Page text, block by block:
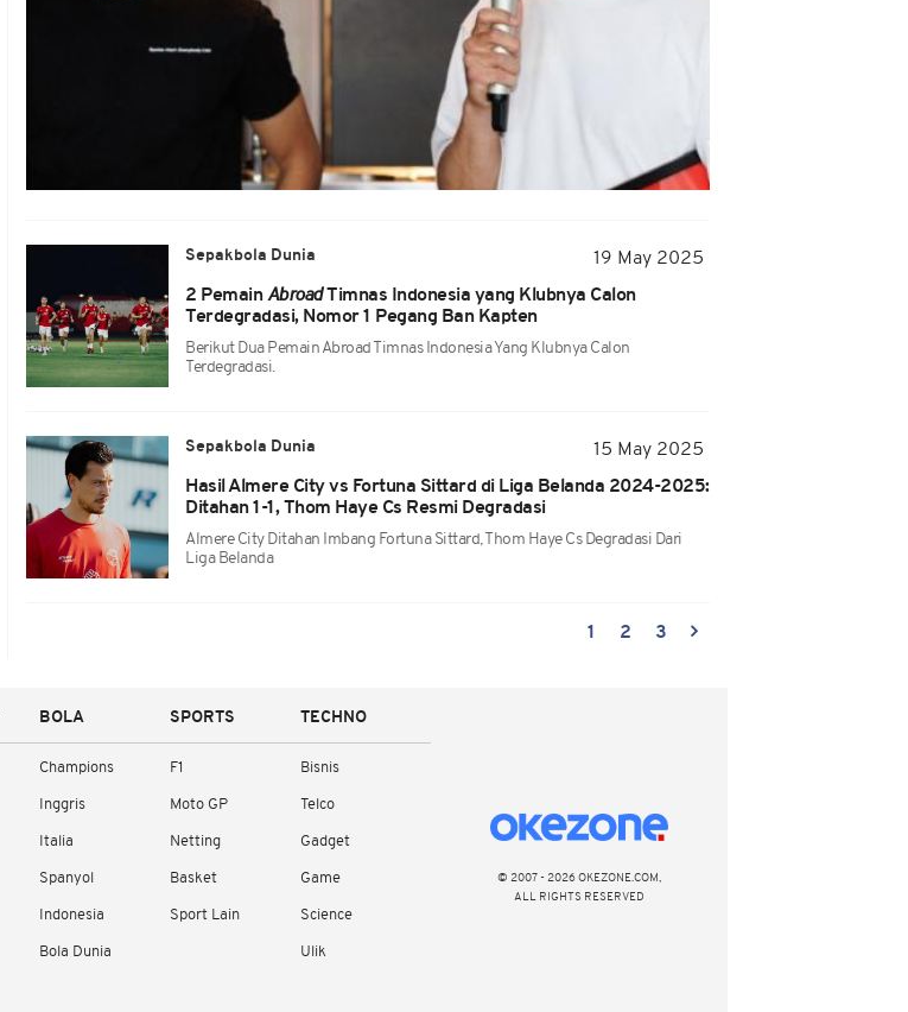
Sepakbola Dunia
19 May 2025
2 PemainAbroadTimnas Indonesia yang Klubnya Calon
Terdegradasi, Nomor 1 Pegang Ban Kapten
Berikut Dua Pemain Abroad Timnas Indonesia Yang Klubnya Calon
Terdegradasi.
Sepakbola Dunia
15 May 2025
Hasil Almere City vs Fortuna Sittard di Liga Belanda 2024-2025:
Ditahan 1-1, Thom Haye Cs Resmi Degradasi
Almere City Ditahan Imbang Fortuna Sittard, Thom Haye Cs Degradasi Dari
Liga Belanda
1 2 3
BOLA
Champions
Inggris
Italia
Spanyol
Indonesia
Bola Dunia
SPORTS
F1
Moto GP
Netting
Basket
Sport Lain
TECHNO
Bisnis
Telco
Gadget
Game
Science
Ulik
© 2007 - 2026 OKEZONE.COM,
ALL RIGHTS RESERVED